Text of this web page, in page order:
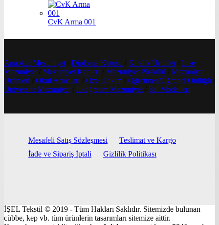
CvK Arma 001
Anaokul Mezuniyet Diploma Kutusu Kiralık Ürünler/ Lise
Mezuniyet
Mezuniyet Kepleri Mezuniyet Püskülü
Mezuniyet
Ürünleri
Okul Armaları Özel Takım Öğretmen/Öğrenci Önlüğü
Üniversite Mezuniyet
İlköğretim Mezuniyet Şal Modelleri
Mesafeli Satış Sözleşmesi
Teslimat ve Kargo
İade ve Sipariş İptali
Gizlilik Politikası
İŞEL Tekstil © 2019 - Tüm Hakları Saklıdır. Sitemizde bulunan
cübbe, kep vb. tüm ürünlerin tasarımları sitemize aittir.